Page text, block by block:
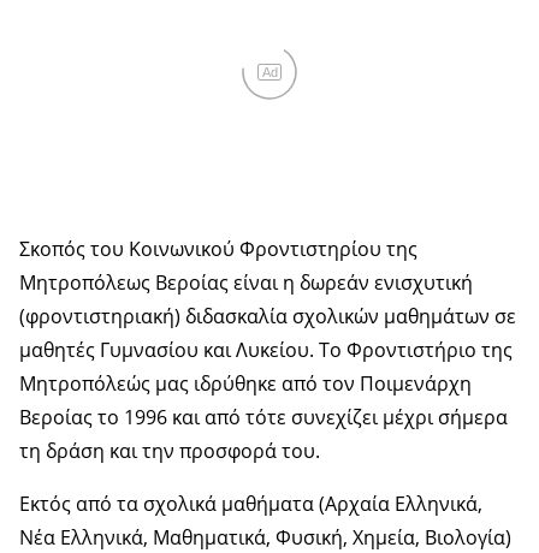
Ad
Σκοπός του Κοινωνικού Φροντιστηρίου της
Μητροπόλεως Βεροίας είναι η δωρεάν ενισχυτική
(φροντιστηριακή) διδασκαλία σχολικών μαθημάτων σε
μαθητές Γυμνασίου και Λυκείου. Το Φροντιστήριο της
Μητροπόλεώς μας ιδρύθηκε από τον Ποιμενάρχη
Βεροίας το 1996 και από τότε συνεχίζει μέχρι σήμερα
τη δράση και την προσφορά του.
Εκτός από τα σχολικά μαθήματα (Αρχαία Ελληνικά,
Νέα Ελληνικά, Μαθηματικά, Φυσική, Χημεία, Βιολογία)